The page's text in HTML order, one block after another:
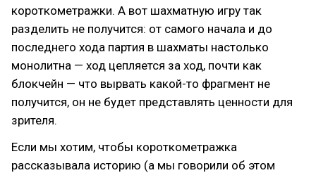
короткометражки. А вот шахматную игру так
разделить не получится: от самого начала и до
последнего хода партия в шахматы настолько
монолитна — ход цепляется за ход, почти как
блокчейн — что вырвать какой-то фрагмент не
получится, он не будет представлять ценности для
зрителя.
Если мы хотим, чтобы короткометражка
рассказывала историю (а мы говорили об этом